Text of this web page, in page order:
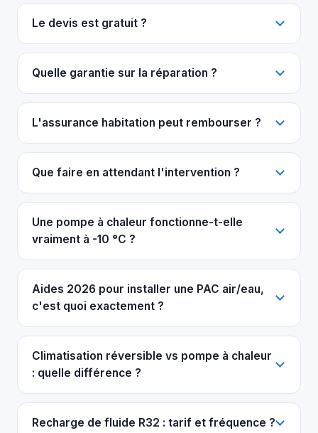
Le devis est gratuit ?
Quelle garantie sur la réparation ?
L'assurance habitation peut rembourser ?
Que faire en attendant l'intervention ?
Une pompe à chaleur fonctionne-t-elle
vraiment à -10 °C ?
Aides 2026 pour installer une PAC air/eau,
c'est quoi exactement ?
Climatisation réversible vs pompe à chaleur
: quelle différence ?
Recharge de fluide R32 : tarif et fréquence ?